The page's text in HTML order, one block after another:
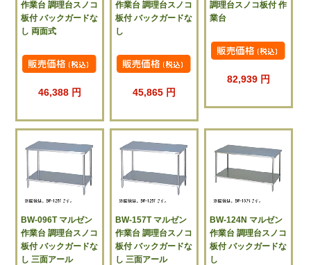
作業台 調理台スノコ
板付 バックガードな
し 両面式
46,388 円
作業台 調理台スノコ
板付 バックガードな
し
45,865 円
調理台スノコ板付 作
業台
82,939 円
BW-096T マルゼン
作業台 調理台スノコ
板付 バックガードな
し 三面アール
BW-157T マルゼン
作業台 調理台スノコ
板付 バックガードな
し 三面アール
BW-124N マルゼン
作業台 調理台スノコ
板付 バックガードな
し